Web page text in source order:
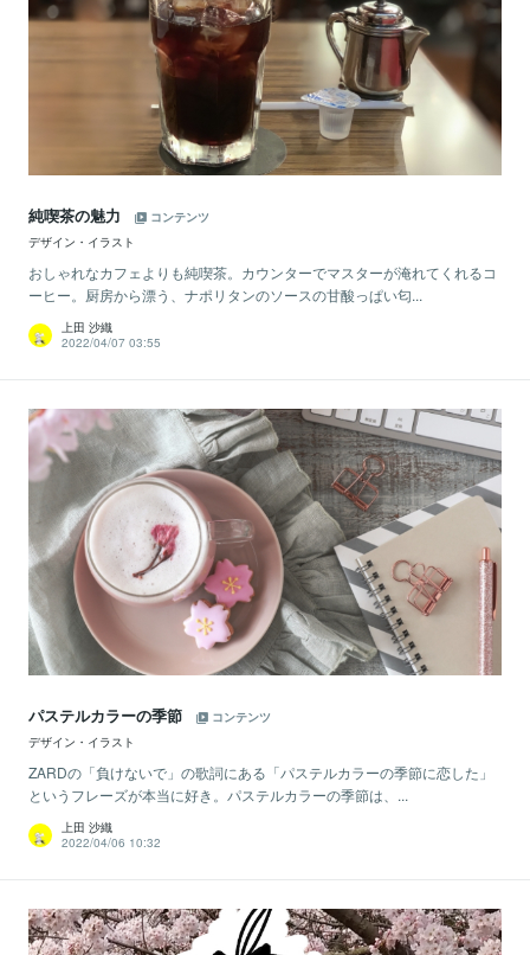
純喫茶の魅力
コンテンツ
デザイン・イラスト
おしゃれなカフェよりも純喫茶。カウンターでマスターが淹れてくれるコ
ーヒー。厨房から漂う、ナポリタンのソースの甘酸っぱい匂...
上田 沙織
2022/04/07 03:55
パステルカラーの季節
コンテンツ
デザイン・イラスト
ZARDの「負けないで」の歌詞にある「パステルカラーの季節に恋した」
というフレーズが本当に好き。パステルカラーの季節は、...
上田 沙織
2022/04/06 10:32